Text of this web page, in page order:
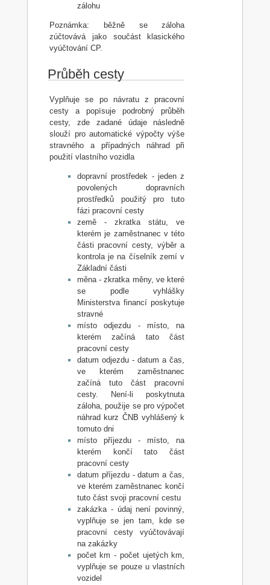
zálohu
Poznámka: běžně se záloha
zúčtovává jako součást klasického
vyúčtování CP.
Průběh cesty
Vyplňuje se po návratu z pracovní
cesty a popïsuje podrobný průběh
cesty, zde zadané údaje následně
slouží pro automatické výpočty výše
stravného a případných náhrad při
použití vlastního vozidla
dopravní prostředek - jeden z
povolených dopravních
prostředků použitý pro tuto
fázi pracovní cesty
země - zkratka státu, ve
kterém je zaměstnanec v této
části pracovní cesty, výběr a
kontrola je na číselník zemí v
Základní části
měna - zkratka měny, ve které
se podle vyhlášky
Ministerstva financí poskytuje
stravné
místo odjezdu - místo, na
kterém začíná tato část
pracovní cesty
datum odjezdu - datum a čas,
ve kterém zaměstnanec
začíná tuto část pracovní
cesty. Není-li poskytnuta
záloha, použije se pro výpočet
náhrad kurz ČNB vyhlášený k
tomuto dni
místo příjezdu - místo, na
kterém končí tato část
pracovní cesty
datum příjezdu - datum a čas,
ve kterém zaměstnanec končí
tuto část svoji pracovní cestu
zakázka - údaj není povinný,
vyplňuje se jen tam, kde se
pracovní cesty vyúčtovávají
na zakázky
počet km - počet ujetých km,
vyplňuje se pouze u vlastních
vozidel